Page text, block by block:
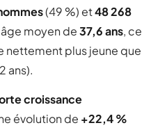
(49 %) et48 268
âge moyen de37,6 ans, ce
nettement plus jeune que
ans).
croissance
évolution de +22,4 %